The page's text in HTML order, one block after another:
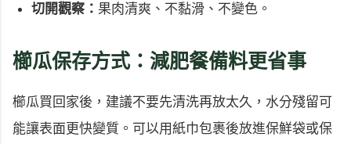
切開觀察： 果肉清爽、不黏滑、不變色。
櫛瓜保存方式：減肥餐備料更省事
櫛瓜買回家後，建議不要先清洗再放太久，水分殘留可
能讓表面更快變質。可以用紙巾包裹後放進保鮮袋或保